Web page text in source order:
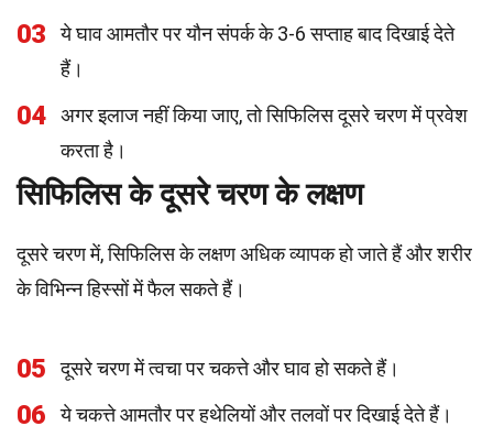
03
ये घाव आमतौर पर यौन संपर्क के 3-6 सप्ताह बाद दिखाई देते
हैं।
04
अगर इलाज नहीं किया जाए, तो सिफिलिस दूसरे चरण में प्रवेश
करता है।
सिफिलिस के दूसरे चरण के लक्षण
दूसरे चरण में, सिफिलिस के लक्षण अधिक व्यापक हो जाते हैं और शरीर
के विभिन्न हिस्सों में फैल सकते हैं।
05 दूसरे चरण में त्वचा पर चकत्ते और घाव हो सकते हैं।
06 ये चकत्ते आमतौर पर हथेलियों और तलवों पर दिखाई देते हैं।